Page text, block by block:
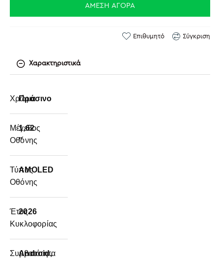
ΆΜΕΣΗ ΑΓΟΡΆ
Επιθυμητό Σύγκριση
Χαρακτηριστικά
Χρώμα
Πράσινο
Μέγεθος
Οθόνης
1,62
"
Τύπος
Οθόνης
AMOLED
Έτος
Κυκλοφορίας
2026
Συμβατότητα
Android,